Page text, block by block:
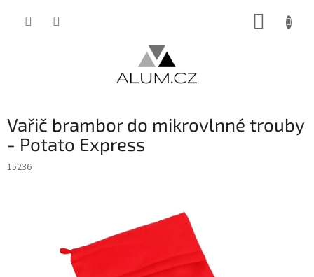
Vařič brambor do mikrovlnné trouby
- Potato Express
15236